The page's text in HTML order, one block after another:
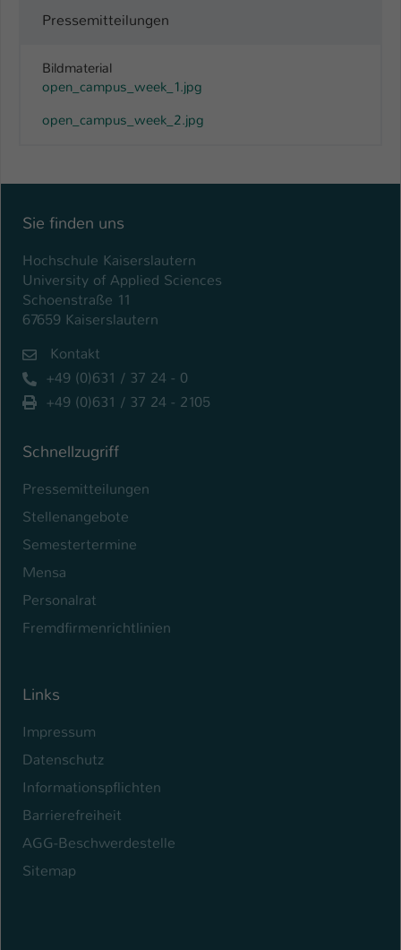
Pressemitteilungen
Bildmaterial
open_campus_week_1.jpg
open_campus_week_2.jpg
Sie finden uns
Hochschule Kaiserslautern
University of Applied Sciences
Schoenstraße 11
67659 Kaiserslautern
Kontakt
+49 (0)631 / 37 24 - 0
+49 (0)631 / 37 24 - 2105
Schnellzugriff
Pressemitteilungen
Stellenangebote
Semestertermine
Mensa
Personalrat
Fremdfirmenrichtlinien
Links
Impressum
Datenschutz
Informationspflichten
Barrierefreiheit
AGG-Beschwerdestelle
Sitemap